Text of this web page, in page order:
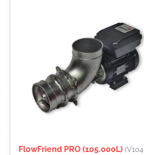
FlowFriend PRO (105.000L)